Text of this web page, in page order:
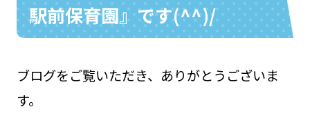
駅前保育園』です(^^)/
ブログをご覧いただき、ありがとうございま
す。